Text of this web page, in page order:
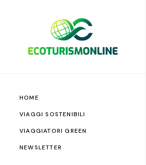
HOME
VIAGGI SOSTENIBILI
VIAGGIATORI GREEN
NEWSLETTER